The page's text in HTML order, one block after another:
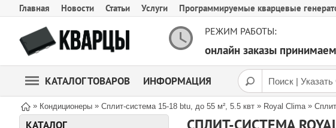
Главная Новости Статьи Услуги Программируемые кварцевые
РЕЖИМ РАБОТЫ:
онлайн заказы
КАТАЛОГ ТОВАРОВ ИНФОРМАЦИЯ
» Кондиционеры » Сплит-система 15-18 btu, до 55 м², 5.5 квт » Royal Clima »
КАТАЛОГ